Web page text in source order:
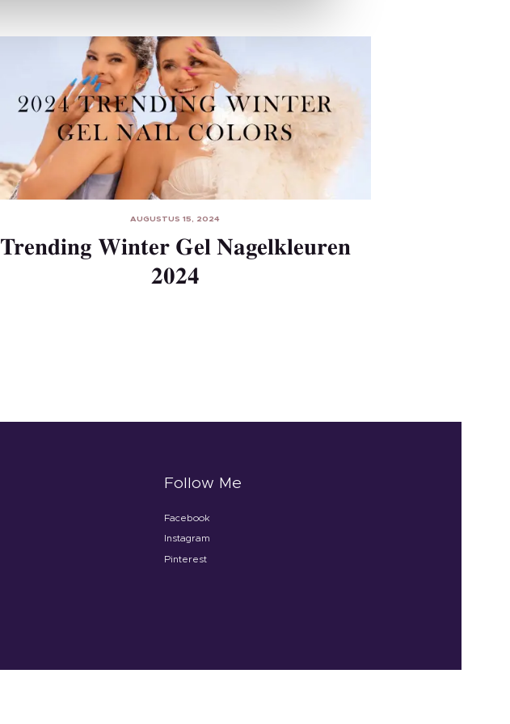
AUGUSTUS 15, 2024
Trending Winter Gel Nagelkleuren
2024
Follow Me
Facebook
Instagram
Pinterest